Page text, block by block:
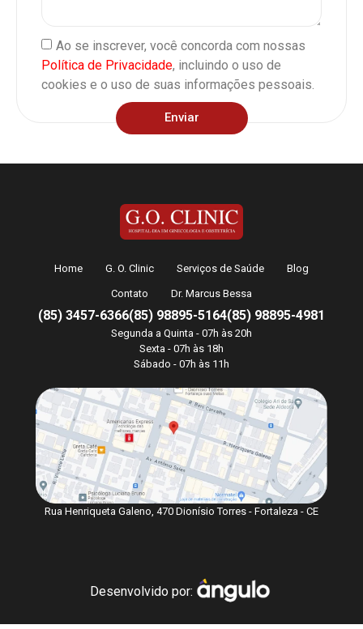
Ao se inscrever, você concorda com nossas
Política de Privacidade, incluindo o uso de
cookies e o uso de suas informações pessoais.
Enviar
Home G. O. Clinic Serviços de Saúde Blog
Contato Dr. Marcus Bessa
(85) 3457-6366(85) 98895-5164(85) 98895-4981
Segunda a Quinta - 07h às 20h
Sexta - 07h às 18h
Sábado - 07h às 11h
Rua Henriqueta Galeno, 470 Dionísio Torres - Fortaleza - CE
Desenvolvido por: